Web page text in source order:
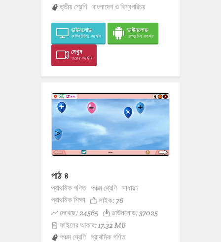
তৃতীয় শ্রেণি বাংলাদেশ ও বিশ্বপরিচয়
ডাউনলোড
কম্পিউটার ভার্সন
ডাউনলোড
মোবাইল ভার্সন
দেখুন
ওয়েব ভার্সন
পাঠ ৪
প্রাথমিক গণিত পঞ্চম শ্রেণি সাধারন
প্রাথমিক শিক্ষা
লাইক:76
দেখেছে: 24565
ডাউনলোড: 37025
ফাইলের আকার: 17.32 MB
পঞ্চম শ্রেণি প্রাথমিক গণিত